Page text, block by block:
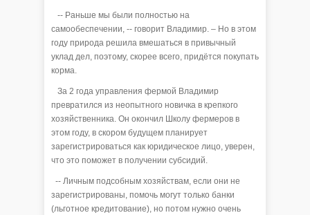
-- Раньше мы были полностью на
самообеспечении, -- говорит Владимир. – Но в этом
году природа решила вмешаться в привычный
уклад дел, поэтому, скорее всего, придётся покупать
корма.
За 2 года управления фермой Владимир
превратился из неопытного новичка в крепкого
хозяйственника. Он окончил Школу фермеров в
этом году, в скором будущем планирует
зарегистрироваться как юридическое лицо, уверен,
что это поможет в получении субсидий.
-- Личным подсобным хозяйствам, если они не
зарегистрированы, помочь могут только банки
(льготное кредитование), но потом нужно очень